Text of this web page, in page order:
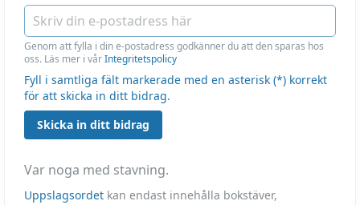
Genom att fylla i din e-postadress godkänner du att den sparas hos
oss. Läs mer i vårIntegritetspolicy
Fyll i samtliga fält markerade med en asterisk (*) korrekt
för att skicka in ditt bidrag.
Skicka in ditt bidrag
Var noga med stavning.
Uppslagsordet kan endast innehålla bokstäver,